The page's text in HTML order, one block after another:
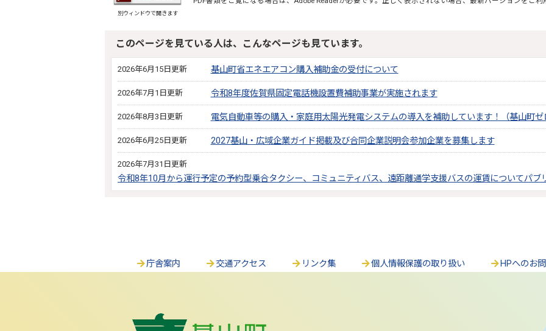
別ウィンドウで開きます
このページを見ている人は、こんなページも見ています。
2026年6月15日更新 基山町省エネエアコン購入補助金の受付について
2026年7月1日更新 令和8年度佐賀県固定電話機設置費補助事業が実施されます
2026年8月3日更新 電気自動車等の購入・家庭用太陽光発電システムの導入を補助しています！（基山町ゼ
2026年6月25日更新 2027基山・広域企業ガイド掲載及び合同企業説明会参加企業を募集します
2026年7月31日更新
令和8年10月から運行予定の予約型乗合タクシー、コミュニティバス、遠距離通学支援バスの運賃についてパブ
庁舎案内 交通アクセス リンク集 個人情報保護の取り扱い HPへのお